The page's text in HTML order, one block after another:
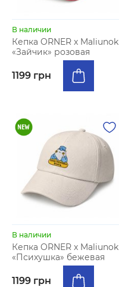
В наличии
Кепка ORNER x Maliunok
«Зайчик» розовая
1199 грн
В наличии
Кепка ORNER x Maliunok
«Психушка» бежевая
1199 грн